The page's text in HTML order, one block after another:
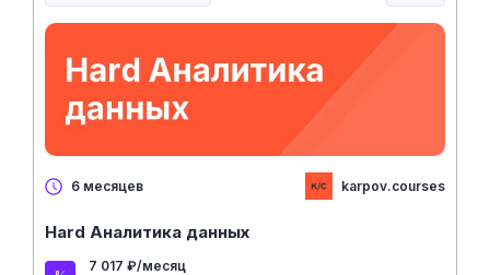
6 месяцев karpov.courses
Hard Аналитика данных
7 017 ₽/месяц